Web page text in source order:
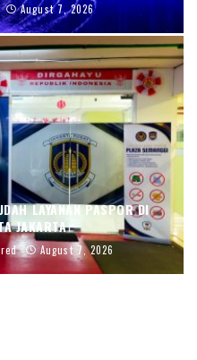
August 7, 2026
LAYANAN PASPOR DI
JAKARTA
August 7, 2026